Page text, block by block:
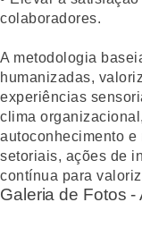
colaboradores.
A metodologia
humanizadas,
experiências
clima
autoconhecimento
setoriais, ações de
contínua para
Galeria de Fotos